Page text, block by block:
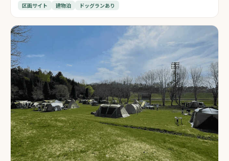
区画サイト 建物泊 ドッグランあり